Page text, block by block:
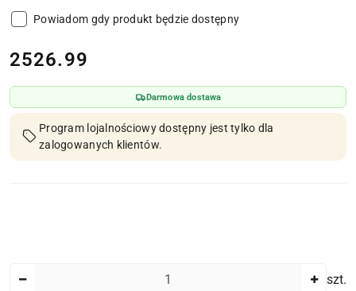
Powiadom gdy produkt będzie dostępny
cena:
2526.99
Darmowa dostawa
Program lojalnościowy dostępny jest tylko dla
zalogowanych klientów.
szt.